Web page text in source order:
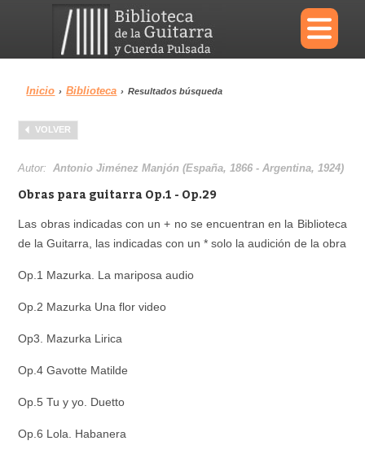
×
Menu
Biblioteca Diccionario
Área personal Reproductor
Inicio › Biblioteca › Resultados búsqueda
VOLVER
Autor:Antonio Jiménez Manjón (España, 1866 - Argentina, 1924)
Obras para guitarra Op.1 - Op.29
Las obras indicadas con un + no se encuentran en la Biblioteca
de la Guitarra, las indicadas con un * solo la audición de la obra
Op.1 Mazurka. La mariposa audio
Op.2 Mazurka Una flor video
Op3. Mazurka Lirica
Op.4 Gavotte Matilde
Op.5 Tu y yo. Duetto
Op.6 Lola. Habanera